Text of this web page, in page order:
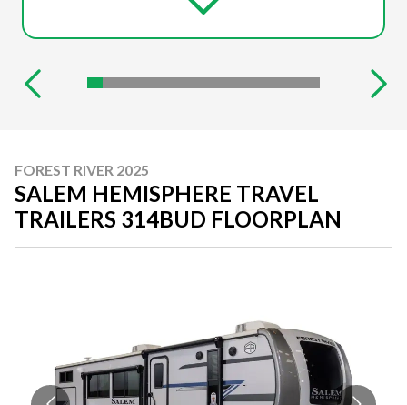
FOREST RIVER 2025
SALEM HEMISPHERE TRAVEL
TRAILERS 314BUD FLOORPLAN